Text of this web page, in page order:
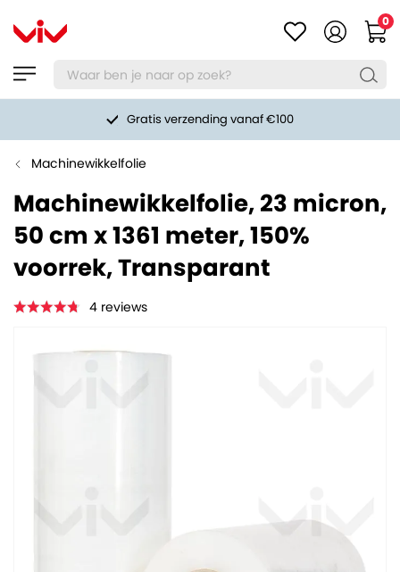
0
Gratis verzending vanaf €100
Machinewikkelfolie
Machinewikkelfolie, 23 micron,
50 cm x 1361 meter, 150%
voorrek, Transparant
4 reviews